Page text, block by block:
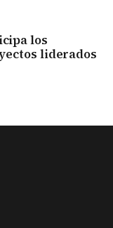
los
liderados